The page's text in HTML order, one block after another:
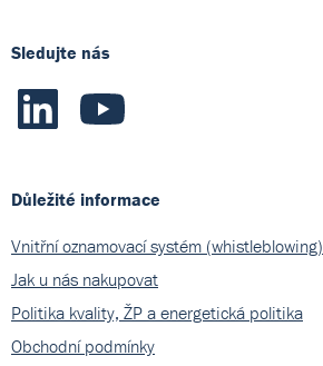
Sledujte nás
Důležité informace
Vnitřní oznamovací systém (whistleblowing)
Jak u nás nakupovat
Politika kvality, ŽP a energetická politika
Obchodní podmínky